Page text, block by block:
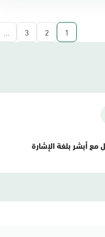
1
2
3
...
مع أبشر بلغة الإشارة